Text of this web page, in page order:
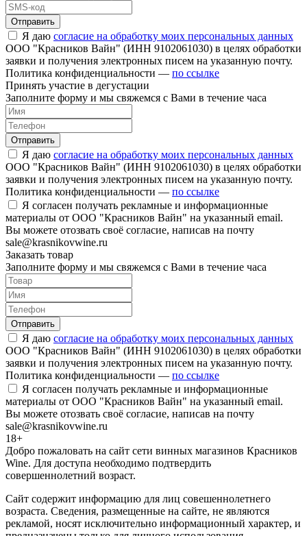
Отправить
Я даю согласие на обработку моих персональных данных
ООО "Красников Вайн" (ИНН 9102061030) в целях обработки
заявки и получения электронных писем на указанную почту.
Политика конфиденциальности — по ссылке
Принять участие в дегустации
Заполните форму и мы свяжемся с Вами в течение часа
Отправить
Я даю согласие на обработку моих персональных данных
ООО "Красников Вайн" (ИНН 9102061030) в целях обработки
заявки и получения электронных писем на указанную почту.
Политика конфиденциальности — по ссылке
Я согласен получать рекламные и информационные
материалы от ООО "Красников Вайн" на указанный email.
Вы можете отозвать своё согласие, написав на почту
sale@krasnikovwine.ru
Заказать товар
Заполните форму и мы свяжемся с Вами в течение часа
Отправить
Я даю согласие на обработку моих персональных данных
ООО "Красников Вайн" (ИНН 9102061030) в целях обработки
заявки и получения электронных писем на указанную почту.
Политика конфиденциальности — по ссылке
Я согласен получать рекламные и информационные
материалы от ООО "Красников Вайн" на указанный email.
Вы можете отозвать своё согласие, написав на почту
sale@krasnikovwine.ru
18+
Добро пожаловать на сайт сети винных магазинов Красников
Wine. Для доступа необходимо подтвердить
совершеннолетний возраст.
Сайт содержит информацию для лиц совешеннолетнего
возраста. Сведения, размещенные на сайте, не являются
рекламой, носят исключительно информационный характер, и